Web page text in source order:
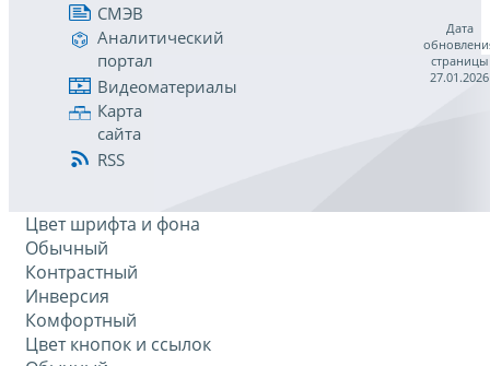
СМЭВ
Аналитический
портал
Видеоматериалы
Карта
сайта
RSS
Дата
страницы
27.01.2026
Цвет шрифта и фона
Обычный
Контрастный
Инверсия
Комфортный
Цвет кнопок и ссылок